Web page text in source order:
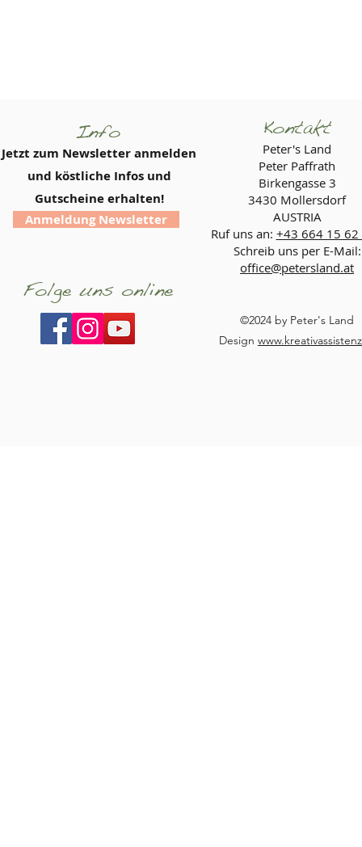
Info
Jetzt zum Newsletter anmelden
und köstliche Infos und
Gutscheine erhalten!
Anmeldung Newsletter
Folge uns online
Kontakt
Peter's Land
Peter Paffrath
Birkengasse 3
3430 Mollersdorf
AUSTRIA
Ruf uns an: +43 664 15 62
Schreib uns per E-Mail:
office@petersland.at
©2024 by Peter's Land
Design